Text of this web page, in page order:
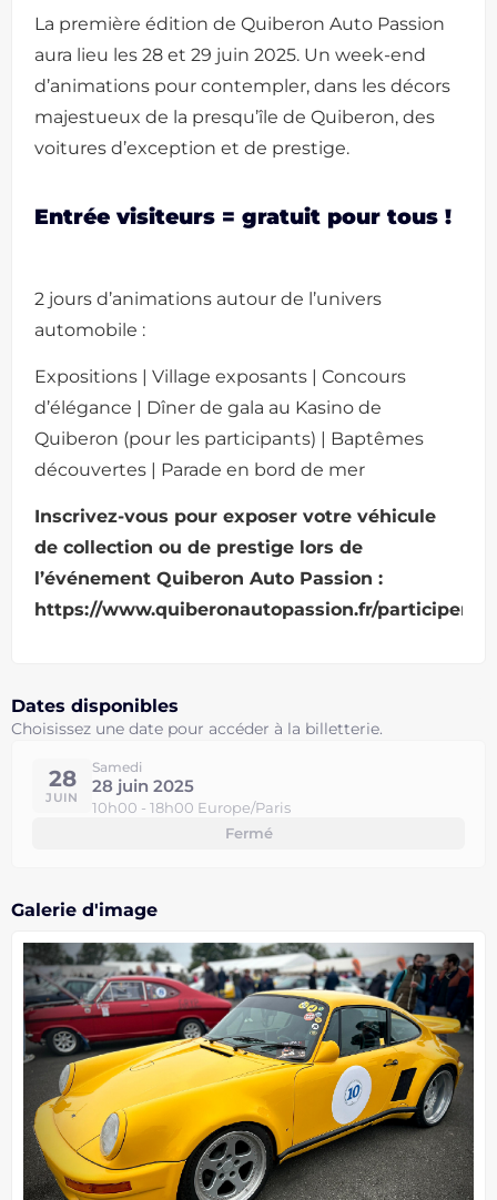
La première édition de Quiberon Auto Passion
aura lieu les 28 et 29 juin 2025. Un week-end
d’animations pour contempler, dans les décors
majestueux de la presqu’île de Quiberon, des
voitures d’exception et de prestige.
Entrée visiteurs = gratuit pour tous !
2 jours d’animations autour de l’univers
automobile :
Expositions | Village exposants | Concours
d’élégance | Dîner de gala au Kasino de
Quiberon (pour les participants) | Baptêmes
découvertes | Parade en bord de mer
Inscrivez-vous pour exposer votre véhicule
de collection ou de prestige lors de
l’événement Quiberon Auto Passion :
https://www.quiberonautopassion.fr/participer
Dates disponibles
Choisissez une date pour accéder à la billetterie.
28
JUIN
Samedi
28 juin 2025
10h00 - 18h00 Europe/Paris
Fermé
Galerie d'image